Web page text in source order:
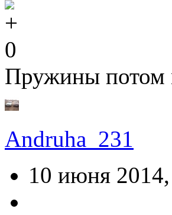
0
Пружины потом
Andruha_231
10 июня